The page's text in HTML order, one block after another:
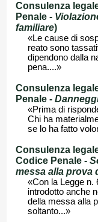
Consulenza
Penale -
familiare)
«Le cause di
reato sono
dipendono dalla
pena....»
Consulenza
Penale -
«Prima di
Chi ha
se lo ha fatto
Consulenza
Codice Penale -
messa alla prova
«Con la Legge n.
introdotto anche
della messa alla
soltanto...»